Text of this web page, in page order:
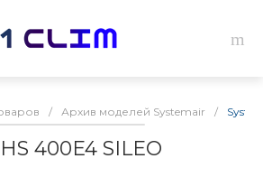
/ Архив моделей Systemair /
400E4 SILEO